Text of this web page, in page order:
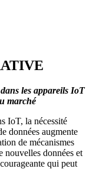
les appareils IoT
marché
IoT, la nécessité
données augmente
de mécanismes
nouvelles données et
qui peut